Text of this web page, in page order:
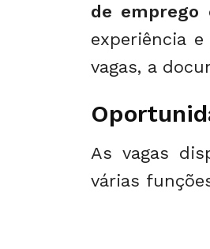
de emprego
experiência
vagas, a
As vagas
várias